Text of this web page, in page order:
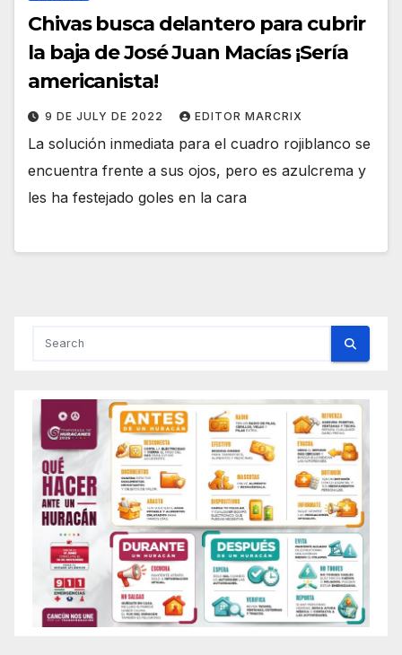
Chivas busca delantero para cubrir
la baja de José Juan Macías ¡Sería
americanista!
9 DE JULY DE 2022 EDITOR MARCRIX
La solución inmediata para el cuadro rojiblanco se
encuentra frente a sus ojos, pero es azulcrema y
les ha festejado goles en la cara